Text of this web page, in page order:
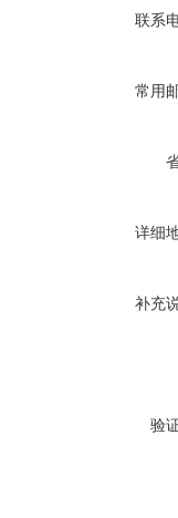
联系
常用
详细
补充
验